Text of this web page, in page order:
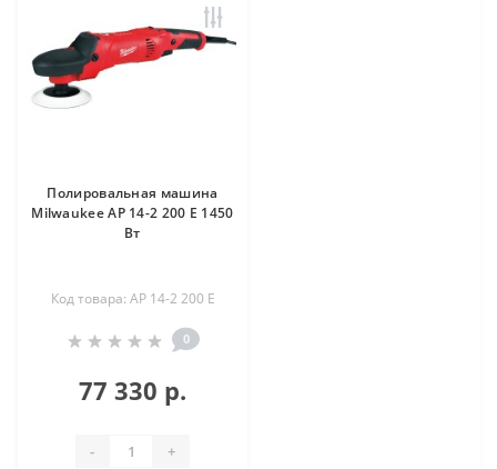
Полировальная машина
Milwaukee AP 14-2 200 E 1450
Вт
Код товара: AP 14-2 200 E
0
77 330 р.
- +